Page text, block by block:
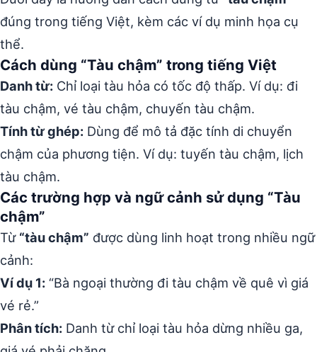
đúng trong tiếng Việt, kèm các ví dụ minh họa cụ
thể.
Cách dùng “Tàu chậm” trong tiếng Việt
Danh từ: Chỉ loại tàu hỏa có tốc độ thấp. Ví dụ: đi
tàu chậm, vé tàu chậm, chuyến tàu chậm.
Tính từ ghép: Dùng để mô tả đặc tính di chuyển
chậm của phương tiện. Ví dụ: tuyến tàu chậm, lịch
tàu chậm.
Các trường hợp và ngữ cảnh sử dụng “Tàu
chậm”
Từ “tàu chậm” được dùng linh hoạt trong nhiều ngữ
cảnh:
Ví dụ 1: “Bà ngoại thường đi tàu chậm về quê vì giá
vé rẻ.”
Phân tích: Danh từ chỉ loại tàu hỏa dừng nhiều ga,